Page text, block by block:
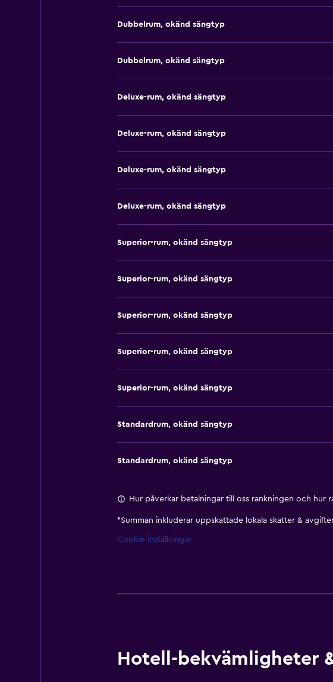
Dubbelrum, okänd sängtyp
Dubbelrum, okänd sängtyp
Deluxe-rum, okänd sängtyp
Deluxe-rum, okänd sängtyp
Deluxe-rum, okänd sängtyp
Deluxe-rum, okänd sängtyp
Superior-rum, okänd sängtyp
Superior-rum, okänd sängtyp
Superior-rum, okänd sängtyp
Superior-rum, okänd sängtyp
Superior-rum, okänd sängtyp
Standardrum, okänd sängtyp
Standardrum, okänd sängtyp
Hur påverkar betalningar till oss rankningen och hur
*Summan inkluderar uppskattade lokala skatter &
Cookie-inställningar
Hotell-bekvämligheter